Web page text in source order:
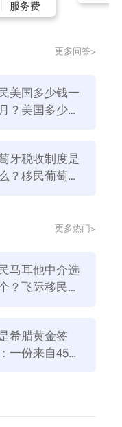
资的大部分。当然，
问他人的私人事
内容了，如果想要
飞际留学go！
服务费
更多问答>
美国多少钱一
？美国多少钱
牙税收制度是
？移民葡萄牙
更多热门>
马耳他中介选
？飞际移民是
希腊黄金签
一份来自45亿